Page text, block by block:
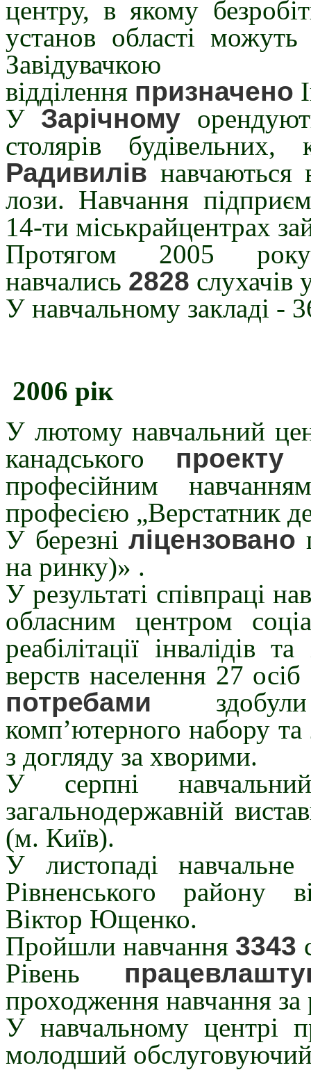
центру, в якому
установ області
відділення призначено
У Зарічному
столярів
Радивилів навчаються
лози. Навчання
14-ти міськрайцентрах
Протягом 2005
навчались 2828 слухачів
У навчальному закладі -
2006 рік
У лютому навчальний
канадського проекту
професійним
професією „Верстатник
У березніліцензовано
на ринку)» .
У результаті співпраці
обласним центром
реабілітації інвалідів
верств населення 27
потребами
комп’ютерного набору
з догляду за хворими.
У серпні
загальнодержавній
(м. Київ).
У листопаді
Рівненського району
Віктор Ющенко.
Пройшли навчання 3343
Рівень
проходження навчання за
У навчальному центрі
молодший